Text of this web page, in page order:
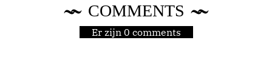
COMMENTS
Er zijn 0 comments